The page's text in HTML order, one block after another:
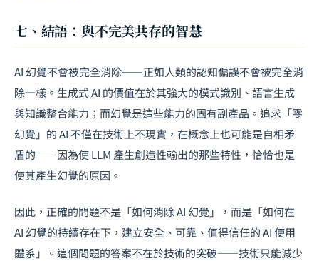
七、結語：與不完美共存的智慧
AI 幻覺不會被完全消除——正如人類的認知偏誤不會被完全消
除一樣。生成式 AI 的價值在於其強大的模式識別、語言生成
與知識整合能力；而幻覺是這些能力的固有副產品。追求「零
幻覺」的 AI 不僅在技術上不現實，在概念上也可能是自相矛
盾的——因為使 LLM 產生創造性輸出的那些特性，恰恰也是
使其產生幻覺的原因。
因此，正確的問題不是「如何消除 AI 幻覺」，而是「如何在
AI 幻覺的持續存在下，建立安全、可靠、值得信任的 AI 使用
體系」。這個問題的答案不在於技術的突破——技術只能減少